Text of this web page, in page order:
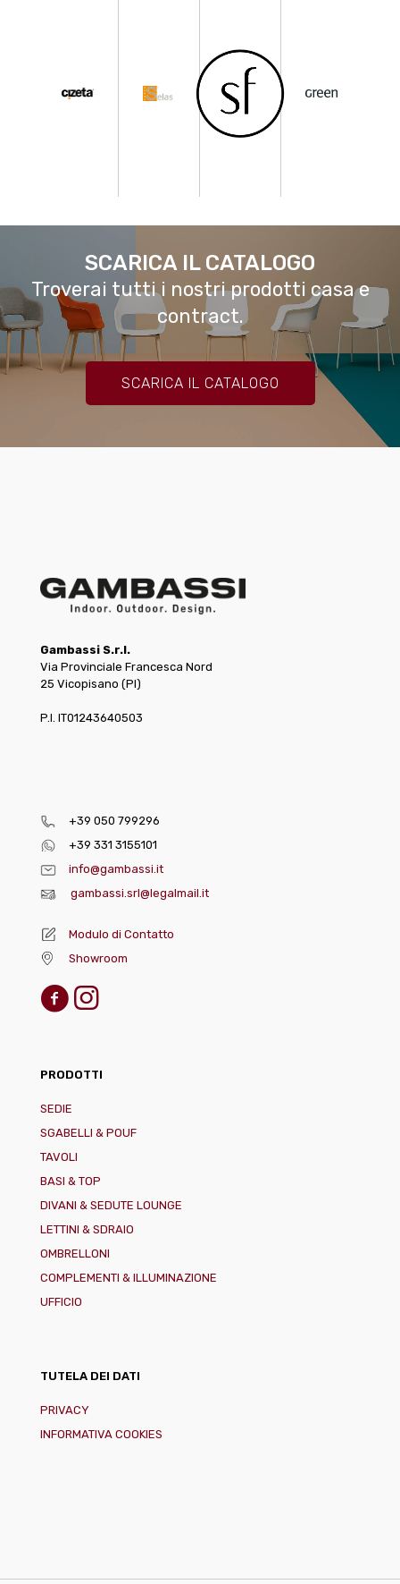
SCARICA IL CATALOGO
Troverai tutti i nostri prodotti casa e
contract.
SCARICA IL CATALOGO
Gambassi S.r.l.
Via Provinciale Francesca Nord
25 Vicopisano (PI)
P.I. IT01243640503
+39 050 799296
+39 331 3155101
info@gambassi.it
gambassi.srl@legalmail.it
Modulo di Contatto
Showroom
PRODOTTI
SEDIE
SGABELLI & POUF
TAVOLI
BASI & TOP
DIVANI & SEDUTE LOUNGE
LETTINI & SDRAIO
OMBRELLONI
COMPLEMENTI & ILLUMINAZIONE
UFFICIO
TUTELA DEI DATI
PRIVACY
INFORMATIVA COOKIES